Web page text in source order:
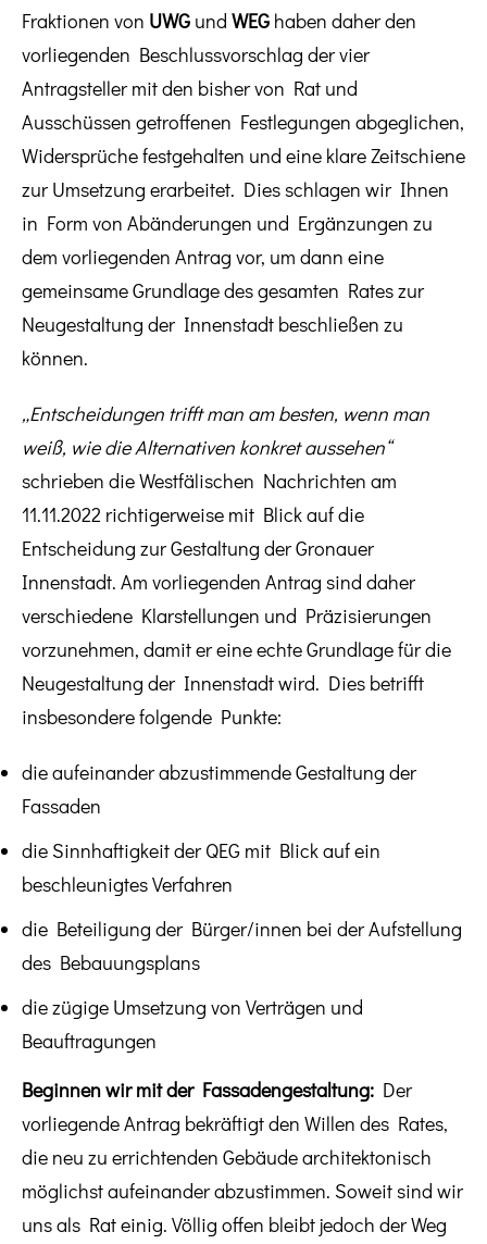
Fraktionen von UWG und WEG haben daher den
vorliegenden Beschlussvorschlag der vier
Antragsteller mit den bisher von Rat und
Ausschüssen getroffenen Festlegungen abgeglichen,
Widersprüche festgehalten und eine klare Zeitschiene
zur Umsetzung erarbeitet. Dies schlagen wir Ihnen
in Form von Abänderungen und Ergänzungen zu
dem vorliegenden Antrag vor, um dann eine
gemeinsame Grundlage des gesamten Rates zur
Neugestaltung der Innenstadt beschließen zu
können.
„Entscheidungen trifft man am besten, wenn man
weiß, wie die Alternativen konkret aussehen“
schrieben die Westfälischen Nachrichten am
11.11.2022 richtigerweise mit Blick auf die
Entscheidung zur Gestaltung der Gronauer
Innenstadt. Am vorliegenden Antrag sind daher
verschiedene Klarstellungen und Präzisierungen
vorzunehmen, damit er eine echte Grundlage für die
Neugestaltung der Innenstadt wird. Dies betrifft
insbesondere folgende Punkte:
die aufeinander abzustimmende Gestaltung der
Fassaden
die Sinnhaftigkeit der QEG mit Blick auf ein
beschleunigtes Verfahren
die Beteiligung der Bürger/innen bei der Aufstellung
des Bebauungsplans
die zügige Umsetzung von Verträgen und
Beauftragungen
Beginnen wir mit der Fassadengestaltung: Der
vorliegende Antrag bekräftigt den Willen des Rates,
die neu zu errichtenden Gebäude architektonisch
möglichst aufeinander abzustimmen. Soweit sind wir
uns als Rat einig. Völlig offen bleibt jedoch der Weg